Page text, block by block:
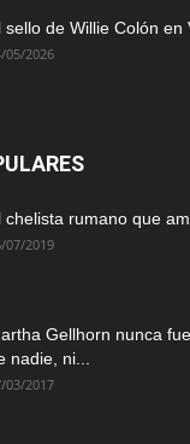
sello de Willie Colón en
05/2026
chelista rumano que
07/2019
Gellhorn nunca
nadie, ni...
03/2017